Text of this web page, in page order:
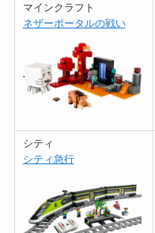
マインクラフト
ネザーポータルの戦い
シティ
シティ急行